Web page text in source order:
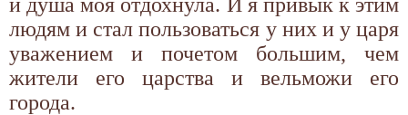
людям и стал пользоваться у них и у царя
уважением и почетом большим, чем
жители его царства и вельможи его
города.